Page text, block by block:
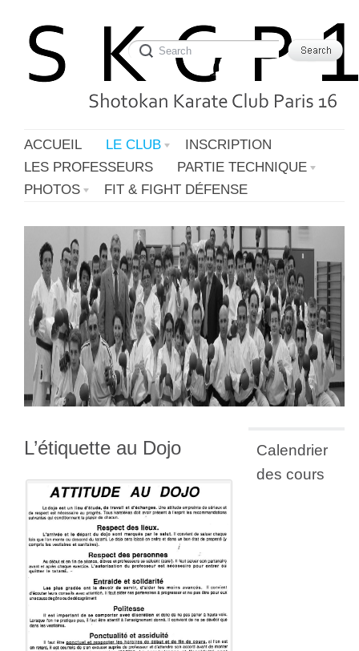
ACCUEIL LE CLUB
INSCRIPTION
LES PROFESSEURS
PARTIE TECHNIQUE
PHOTOS
FIT & FIGHT DÉFENSE
L’étiquette au Dojo
Calendrier
des cours